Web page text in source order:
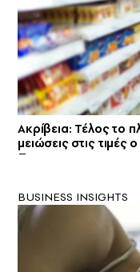
Ακρίβεια: Τέλος το
μειώσεις στις τιμές
BUSINESS INSIGHTS